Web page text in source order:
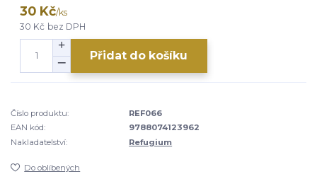
30 Kč/ks
30 Kč bez DPH
Přidat do košíku
Číslo produktu:
REF066
EAN kód:
9788074123962
Nakladatelství:
Refugium
Do oblíbených